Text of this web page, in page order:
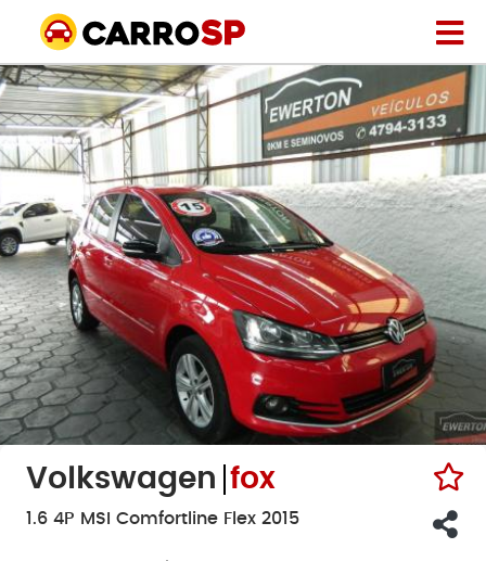
Volkswagen fox
1.6 4P MSI Comfortline Flex 2015